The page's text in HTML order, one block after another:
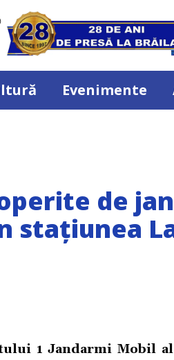
Evenimente
de
stațiunea
1 Jandarmi Mobil